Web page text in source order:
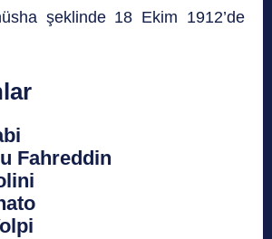
şeklinde 18 Ekim 1912’de
Fahreddin